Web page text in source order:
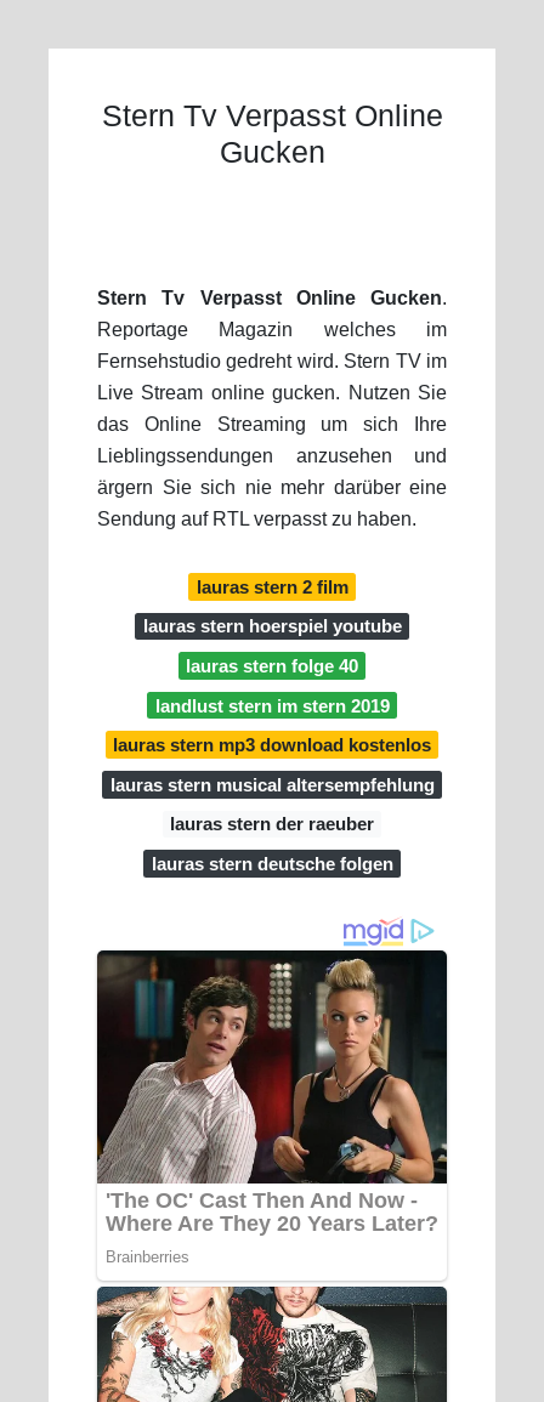
Stern Tv Verpasst Online
Gucken
Stern Tv Verpasst Online Gucken.
Reportage Magazin welches im
Fernsehstudio gedreht wird. Stern TV im
Live Stream online gucken. Nutzen Sie
das Online Streaming um sich Ihre
Lieblingssendungen anzusehen und
ärgern Sie sich nie mehr darüber eine
Sendung auf RTL verpasst zu haben.
lauras stern 2 film
lauras stern hoerspiel youtube
lauras stern folge 40
landlust stern im stern 2019
lauras stern mp3 download kostenlos
lauras stern musical altersempfehlung
lauras stern der raeuber
lauras stern deutsche folgen